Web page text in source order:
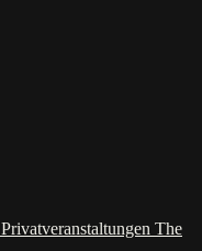
Privatveranstaltungen The